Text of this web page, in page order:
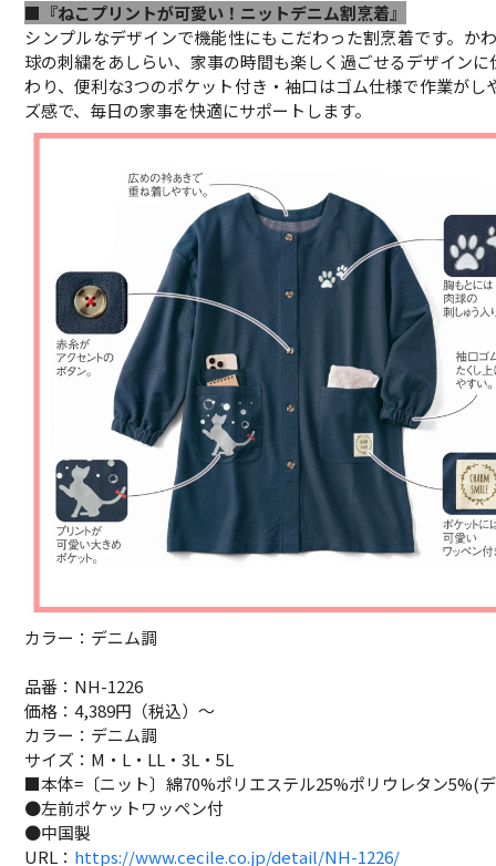
■『ねこプリントが可愛い！ニットデニム割烹着』
シンプルなデザインで機能性にもこだわった割烹着です。か
球の刺繍をあしらい、家事の時間も楽しく過ごせるデザイン
わり、便利な3つのポケット付き・袖口はゴム仕様で作業が
ズ感で、毎日の家事を快適にサポートします。
カラー：デニム調
品番：NH-1226
価格：4,389円（税込）～
カラー：デニム調
サイズ：M・L・LL・3L・5L
■本体=〔ニット〕綿70%ポリエステル25%ポリウレタン5%(
●左前ポケットワッペン付
●中国製
URL： https://www.cecile.co.jp/detail/NH-1226/